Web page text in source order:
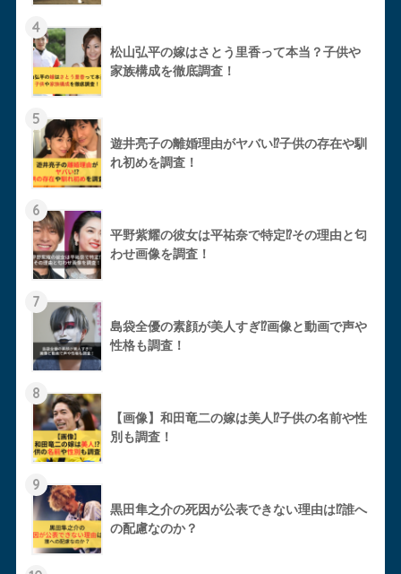
4
松山弘平の嫁はさとう里香って本当？子供や
家族構成を徹底調査！
5
遊井亮子の離婚理由がヤバい⁉︎子供の存在や馴
れ初めを調査！
6
平野紫耀の彼女は平祐奈で特定⁉︎その理由と匂
わせ画像を調査！
7
島袋全優の素顔が美人すぎ⁉︎画像と動画で声や
性格も調査！
8
【画像】和田竜二の嫁は美人⁉︎子供の名前や性
別も調査！
9
黒田隼之介の死因が公表できない理由は⁉︎誰へ
の配慮なのか？